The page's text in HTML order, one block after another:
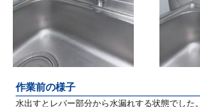
作業前の様子
水出すとレバー部分から水漏れする状態でした。